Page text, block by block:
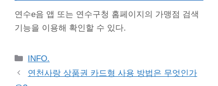
연수e음 앱 또는 연수구청 홈페이지의 가맹점 검색
기능을 이용해 확인할 수 있다.
Categories
INFO.
연천사랑 상품권 카드형 사용 방법은 무엇인가